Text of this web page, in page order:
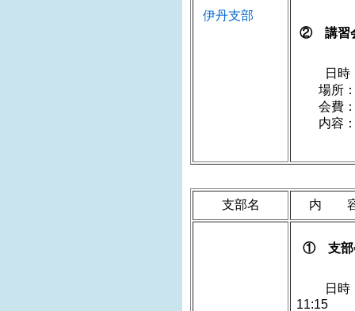
伊丹支部
② 講習
日時：
場所：
会費
内容：
支部名 内
① 支部
日時